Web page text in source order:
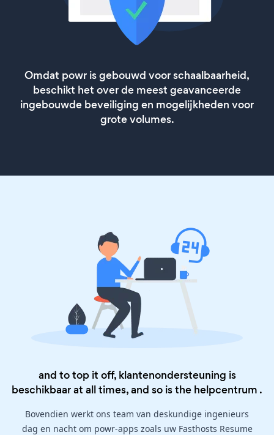
Omdat powr is gebouwd voor schaalbaarheid,
beschikt het over de meest geavanceerde
ingebouwde beveiliging en mogelijkheden voor
grote volumes.
and to top it off, klantenondersteuning is
beschikbaar at all times, and so is the helpcentrum .
Bovendien werkt ons team van deskundige ingenieurs
dag en nacht om powr-apps zoals uw Fasthosts Resume